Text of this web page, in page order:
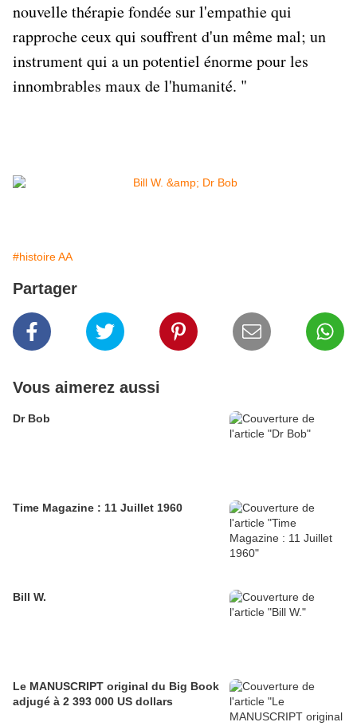
nouvelle thérapie fondée sur l'empathie qui
rapproche ceux qui souffrent d'un même mal; un
instrument qui a un potentiel énorme pour les
innombrables maux de l'humanité. "
#histoire AA
Partager
Vous aimerez aussi
Dr Bob
Time Magazine : 11 Juillet 1960
Bill W.
Le MANUSCRIPT original du Big Book
adjugé à 2 393 000 US dollars